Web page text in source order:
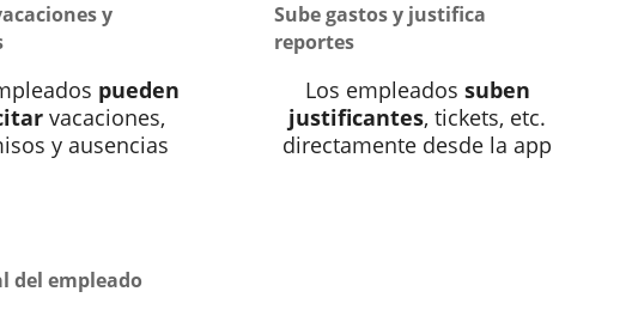
y
pueden
vacaciones,
y ausencias
Sube gastos y justifica
reportes
Los empleados suben
justificantes, tickets, etc.
directamente desde la app
del empleado